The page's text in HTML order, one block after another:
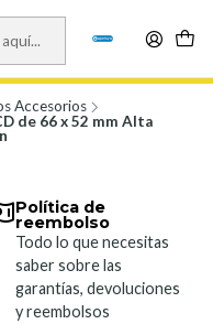
Lunes a Viernes 9.30 a
a 17:00
Accesorios
de 66 x 52 mm Alta
Política de
reembolso
Todo lo que necesitas
saber sobre las
garantías, devoluciones
y reembolsos